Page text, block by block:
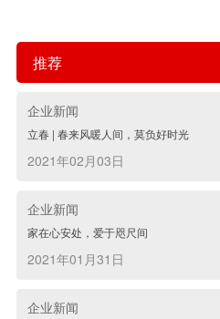
推荐
企业新闻
立春 | 春来风暖人间，莫负好时光
2021年02月03日
企业新闻
家在心安处，爱于咫尺间
2021年01月31日
企业新闻